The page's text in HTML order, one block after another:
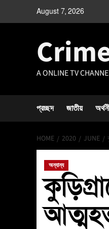
August 7, 2026
A ONLINE TV
প্রচ্ছদ জাতীয়
HOME 2020 JUNE
অন্যান্য